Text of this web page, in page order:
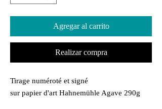
Agregar al carrito
Realizar compra
Tirage numéroté et signé
sur papier d'art Hahnemühle Agave 290g